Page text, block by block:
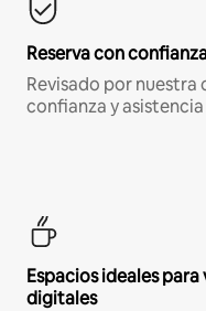
Reserva con
Revisado por nuestra
confianza y
Espacios ideales
digitales